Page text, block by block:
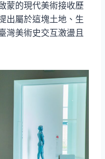
蒙的現代美術接收歷
出屬於這塊土地、生
灣美術史交互激盪且